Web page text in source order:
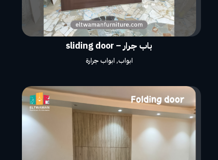
باب جرار – sliding door
ابواب, ابواب جرارة